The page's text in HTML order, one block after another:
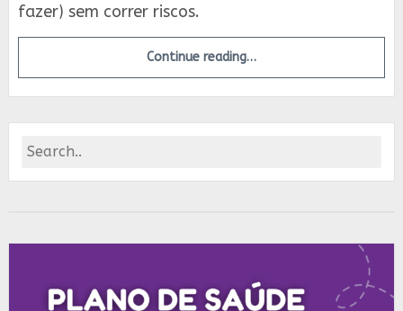
fazer) sem correr riscos.
Continue reading…